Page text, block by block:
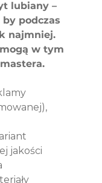
lubiany –
podczas
najmniej.
w tym
jakości